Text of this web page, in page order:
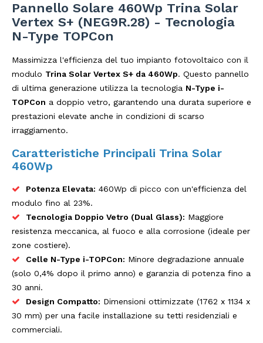
Pannello Solare 460Wp Trina Solar
Vertex S+ (NEG9R.28) - Tecnologia
N-Type TOPCon
Massimizza l'efficienza del tuo impianto fotovoltaico con il
modulo Trina Solar Vertex S+ da 460Wp. Questo pannello
di ultima generazione utilizza la tecnologia N-Type i-
TOPCon a doppio vetro, garantendo una durata superiore e
prestazioni elevate anche in condizioni di scarso
irraggiamento.
Caratteristiche Principali Trina Solar
460Wp
Potenza Elevata: 460Wp di picco con un'efficienza del
modulo fino al 23%.
Tecnologia Doppio Vetro (Dual Glass): Maggiore
resistenza meccanica, al fuoco e alla corrosione (ideale per
zone costiere).
Celle N-Type i-TOPCon: Minore degradazione annuale
(solo 0,4% dopo il primo anno) e garanzia di potenza fino a
30 anni.
Design Compatto: Dimensioni ottimizzate (1762 x 1134 x
30 mm) per una facile installazione su tetti residenziali e
commerciali.